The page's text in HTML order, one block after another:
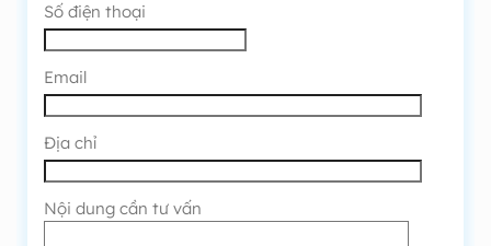
Số điện thoại
Email
Địa chỉ
Nội dung cần tư vấn